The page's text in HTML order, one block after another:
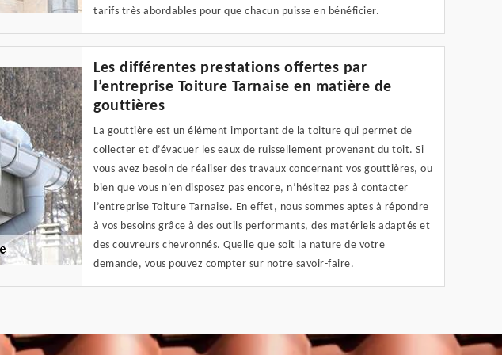
tarifs très abordables pour que chacun puisse en bénéficier.
Les différentes prestations offertes par
l’entreprise Toiture Tarnaise en matière de
gouttières
La gouttière est un élément important de la toiture qui permet de
collecter et d’évacuer les eaux de ruissellement provenant du toit. Si
vous avez besoin de réaliser des travaux concernant vos gouttières, ou
bien que vous n’en disposez pas encore, n’hésitez pas à contacter
l’entreprise Toiture Tarnaise. En effet, nous sommes aptes à répondre
à vos besoins grâce à des outils performants, des matériels adaptés et
des couvreurs chevronnés. Quelle que soit la nature de votre
demande, vous pouvez compter sur notre savoir-faire.